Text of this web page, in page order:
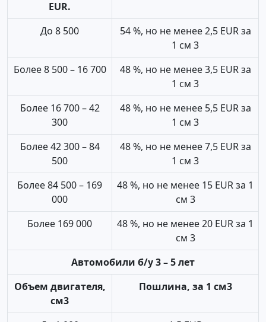
EUR.
До 8 500
54 %, но не менее 2,5 EUR за
1 см 3
Более 8 500 – 16 700
48 %, но не менее 3,5 EUR за
1 см 3
Более 16 700 – 42
300
48 %, но не менее 5,5 EUR за
1 см 3
Более 42 300 – 84
500
48 %, но не менее 7,5 EUR за
1 см 3
Более 84 500 – 169
000
48 %, но не менее 15 EUR за 1
см 3
Более 169 000
48 %, но не менее 20 EUR за 1
см 3
Автомобили б/у 3 – 5 лет
Объем двигателя,
см3
Пошлина, за 1 см3